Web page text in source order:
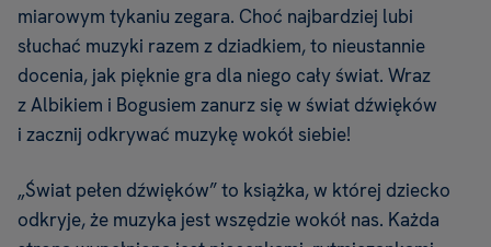
miarowym tykaniu zegara. Choć najbardziej lubi
słuchać muzyki razem z dziadkiem, to nieustannie
docenia, jak pięknie gra dla niego cały świat. Wraz
z Albikiem i Bogusiem zanurz się w świat dźwięków
i zacznij odkrywać muzykę wokół siebie!
„Świat pełen dźwięków” to książka, w której dziecko
odkryje, że muzyka jest wszędzie wokół nas. Każda